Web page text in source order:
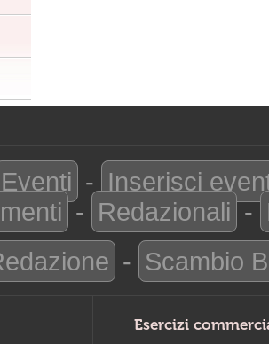
Eventi - Inserisci
- Redazionali -
- Scambio
Esercizi